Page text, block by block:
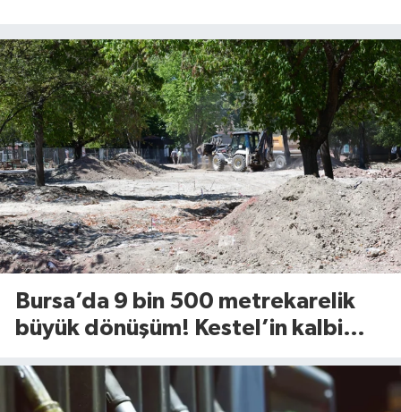
Bursa’da 9 bin 500 metrekarelik
büyük dönüşüm! Kestel’in kalbi